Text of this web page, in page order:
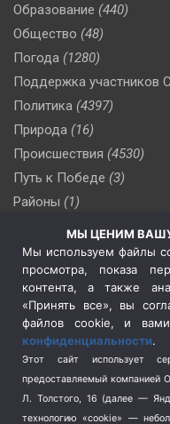
Образование (440)
Общество (48)
Погода (1280)
Поддержка участников
Политика (4397)
Природа (16)
Происшествия (4530)
Путь к Победе (3)
Районы (1)
(510)
Сельское хозяйство (3)
Социальная политика
(3)
Спецоперация в Украине
Спецоперация на Украине
Спорт (740)
Терроризм (1)
Транспорт (262)
МЫ ЦЕНИМ
Мы используем файлы
просмотра, показа
контента, а также
«Принять все», вы
файлов cookie, и
конфиденциальности.
Этот сайт использует
предоставляемый компанией
Л. Толстого, 16 (далее —
технологию «cookie» —